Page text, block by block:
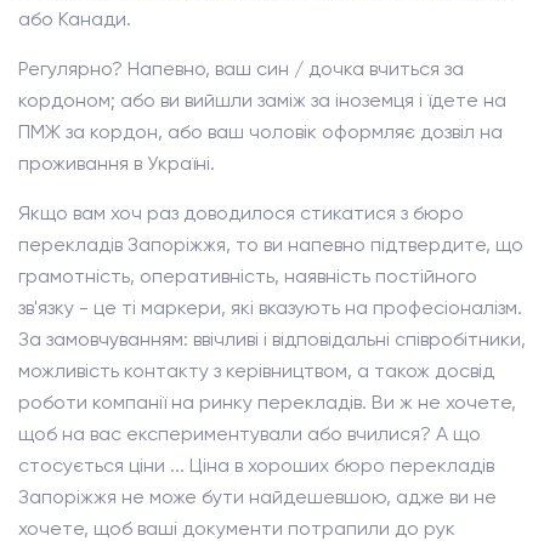
або Канади.
Регулярно? Напевно, ваш син / дочка вчиться за
кордоном; або ви вийшли заміж за іноземця і їдете на
ПМЖ за кордон, або ваш чоловік оформляє дозвіл на
проживання в Україні.
Якщо вам хоч раз доводилося стикатися з бюро
перекладів Запоріжжя, то ви напевно підтвердите, що
грамотність, оперативність, наявність постійного
зв'язку - це ті маркери, які вказують на професіоналізм.
За замовчуванням: ввічливі і відповідальні співробітники,
можливість контакту з керівництвом, а також досвід
роботи компанії на ринку перекладів. Ви ж не хочете,
щоб на вас експериментували або вчилися? А що
стосується ціни ... Ціна в хороших бюро перекладів
Запоріжжя не може бути найдешевшою, адже ви не
хочете, щоб ваші документи потрапили до рук